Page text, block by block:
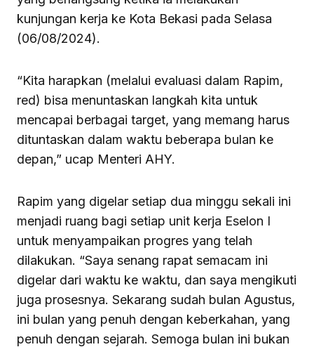
kunjungan kerja ke Kota Bekasi pada Selasa
(06/08/2024).
“Kita harapkan (melalui evaluasi dalam Rapim,
red) bisa menuntaskan langkah kita untuk
mencapai berbagai target, yang memang harus
dituntaskan dalam waktu beberapa bulan ke
depan,” ucap Menteri AHY.
Rapim yang digelar setiap dua minggu sekali ini
menjadi ruang bagi setiap unit kerja Eselon I
untuk menyampaikan progres yang telah
dilakukan. “Saya senang rapat semacam ini
digelar dari waktu ke waktu, dan saya mengikuti
juga prosesnya. Sekarang sudah bulan Agustus,
ini bulan yang penuh dengan keberkahan, yang
penuh dengan sejarah. Semoga bulan ini bukan